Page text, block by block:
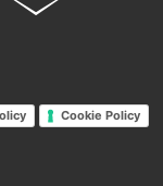
Cookie Policy